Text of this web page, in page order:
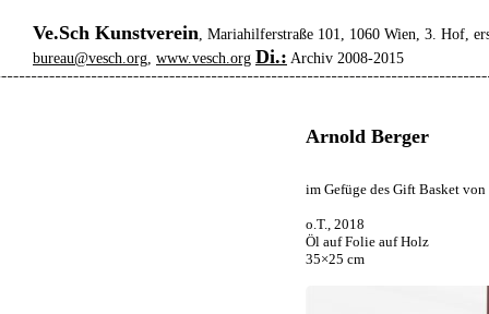
Ve.Sch Kunstverein, Mariahilferstraße 101, 1060 Wien, 3. Hof,
bureau@vesch.org, www.vesch.org Di.: Archiv 2008-2015
Arnold Berger
im Gefüge des Gift Basket
o.T., 2018
Öl auf Folie auf Holz
35×25 cm